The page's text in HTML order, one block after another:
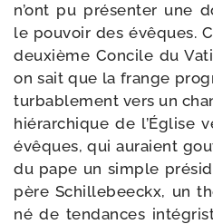
n’ont pu pré­sen­ter une
le pou­voir des évêques.
deuxième Concile du
on sait que la frange
tur­ba­ble­ment vers un
hié­rar­chique de l’Église
évêques, qui auraient
du pape un simple
père Schillebeeckx, un
né de ten­dances